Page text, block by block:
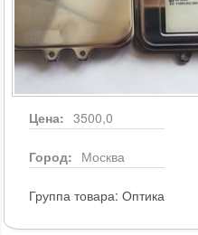
Цена: 3500,0
Город: Москва
Группа товара: Оптика